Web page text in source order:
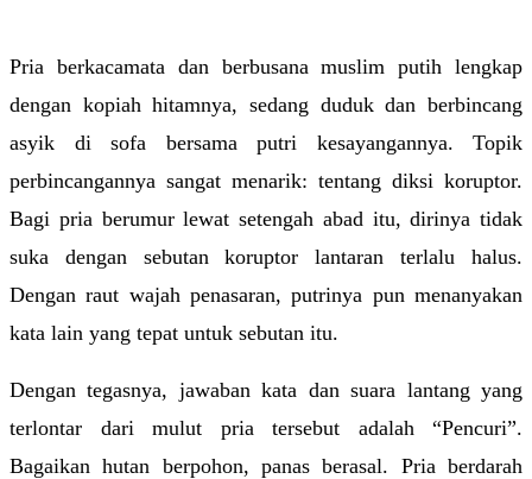
Pria berkacamata dan berbusana muslim putih lengkap
dengan kopiah hitamnya, sedang duduk dan berbincang
asyik di sofa bersama putri kesayangannya. Topik
perbincangannya sangat menarik: tentang diksi koruptor.
Bagi pria berumur lewat setengah abad itu, dirinya tidak
suka dengan sebutan koruptor lantaran terlalu halus.
Dengan raut wajah penasaran, putrinya pun menanyakan
kata lain yang tepat untuk sebutan itu.
Dengan tegasnya, jawaban kata dan suara lantang yang
terlontar dari mulut pria tersebut adalah “Pencuri”.
Bagaikan hutan berpohon, panas berasal. Pria berdarah